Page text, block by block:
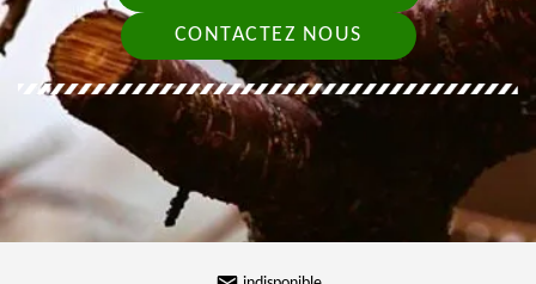
CONTACTEZ NOUS